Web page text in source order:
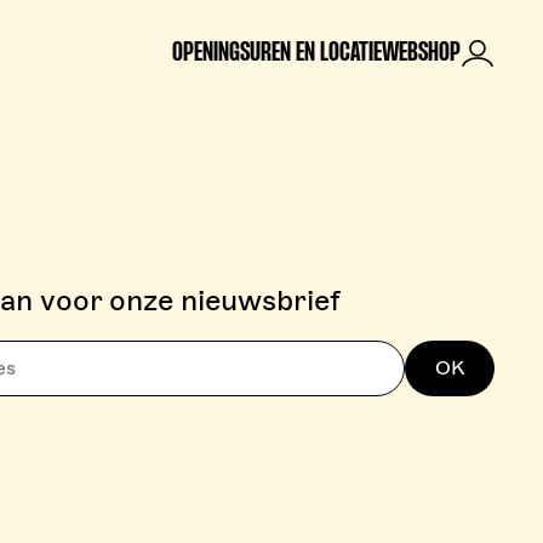
OPENINGSUREN EN LOCATIEWEBSHOP
voor onze nieuwsbrief
OK